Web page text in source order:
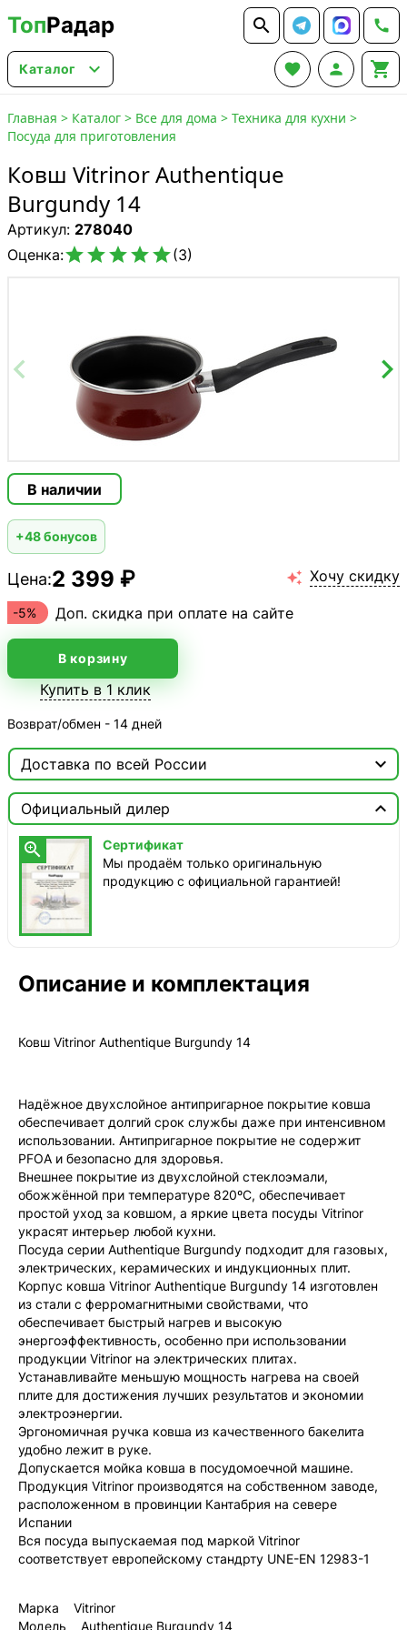
ТопРадар  
Каталог    
Главная > Каталог > Все для дома > Техника для кухни >
Посуда для приготовления
Ковш Vitrinor Authentique
Burgundy 14
Артикул: 278040
Оценка:(3)
В наличии
+48 бонусов
Цена:2 399 ₽  Хочу скидку
-5% Доп. скидка при оплате на сайте
В корзину
Купить в 1 клик
Возврат/обмен - 14 дней
Доставка по всей России 
 Москва
ТопРадар — Курьер
сегодня, от 350 ₽
ТопРадар — Самовывоз
сегодня, бесплатно
наб. Бережковская, д. 20, стр. 19
Официальный дилер


Сертификат
Мы продаём только оригинальную
продукцию с официальной гарантией!
Описание и комплектация
Ковш Vitrinor Authentique Burgundy 14
Надёжное двухслойное антипригарное покрытие ковша
обеспечивает долгий срок службы даже при интенсивном
использовании. Антипригарное покрытие не содержит
PFOA и безопасно для здоровья.
Внешнее покрытие из двухслойной стеклоэмали,
обожжённой при температуре 820ºC, обеспечивает
простой уход за ковшом, а яркие цвета посуды Vitrinor
украсят интерьер любой кухни.
Посуда серии Authentique Burgundy подходит для газовых,
электрических, керамических и индукционных плит.
Корпус ковша Vitrinor Authentique Burgundy 14 изготовлен
из стали с ферромагнитными свойствами, что
обеспечивает быстрый нагрев и высокую
энергоэффективность, особенно при использовании
продукции Vitrinor на электрических плитах.
Устанавливайте меньшую мощность нагрева на своей
плите для достижения лучших результатов и экономии
электроэнергии.
Эргономичная ручка ковша из качественного бакелита
удобно лежит в руке.
Допускается мойка ковша в посудомоечной машине.
Продукция Vitrinor производятся на собственном заводе,
расположенном в провинции Кантабрия на севере
Испании
Вся посуда выпускаемая под маркой Vitrinor
соответствует европейскому стандрту UNE-EN 12983-1
Марка Vitrinor
Модель Authentique Burgundy 14